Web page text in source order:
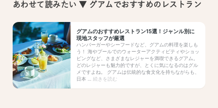
あわせて読みたい ▼ グアムでおすすめのレストラン